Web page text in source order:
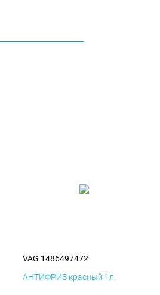
VAG 1486497472
АНТИФРИЗ красный 1л.